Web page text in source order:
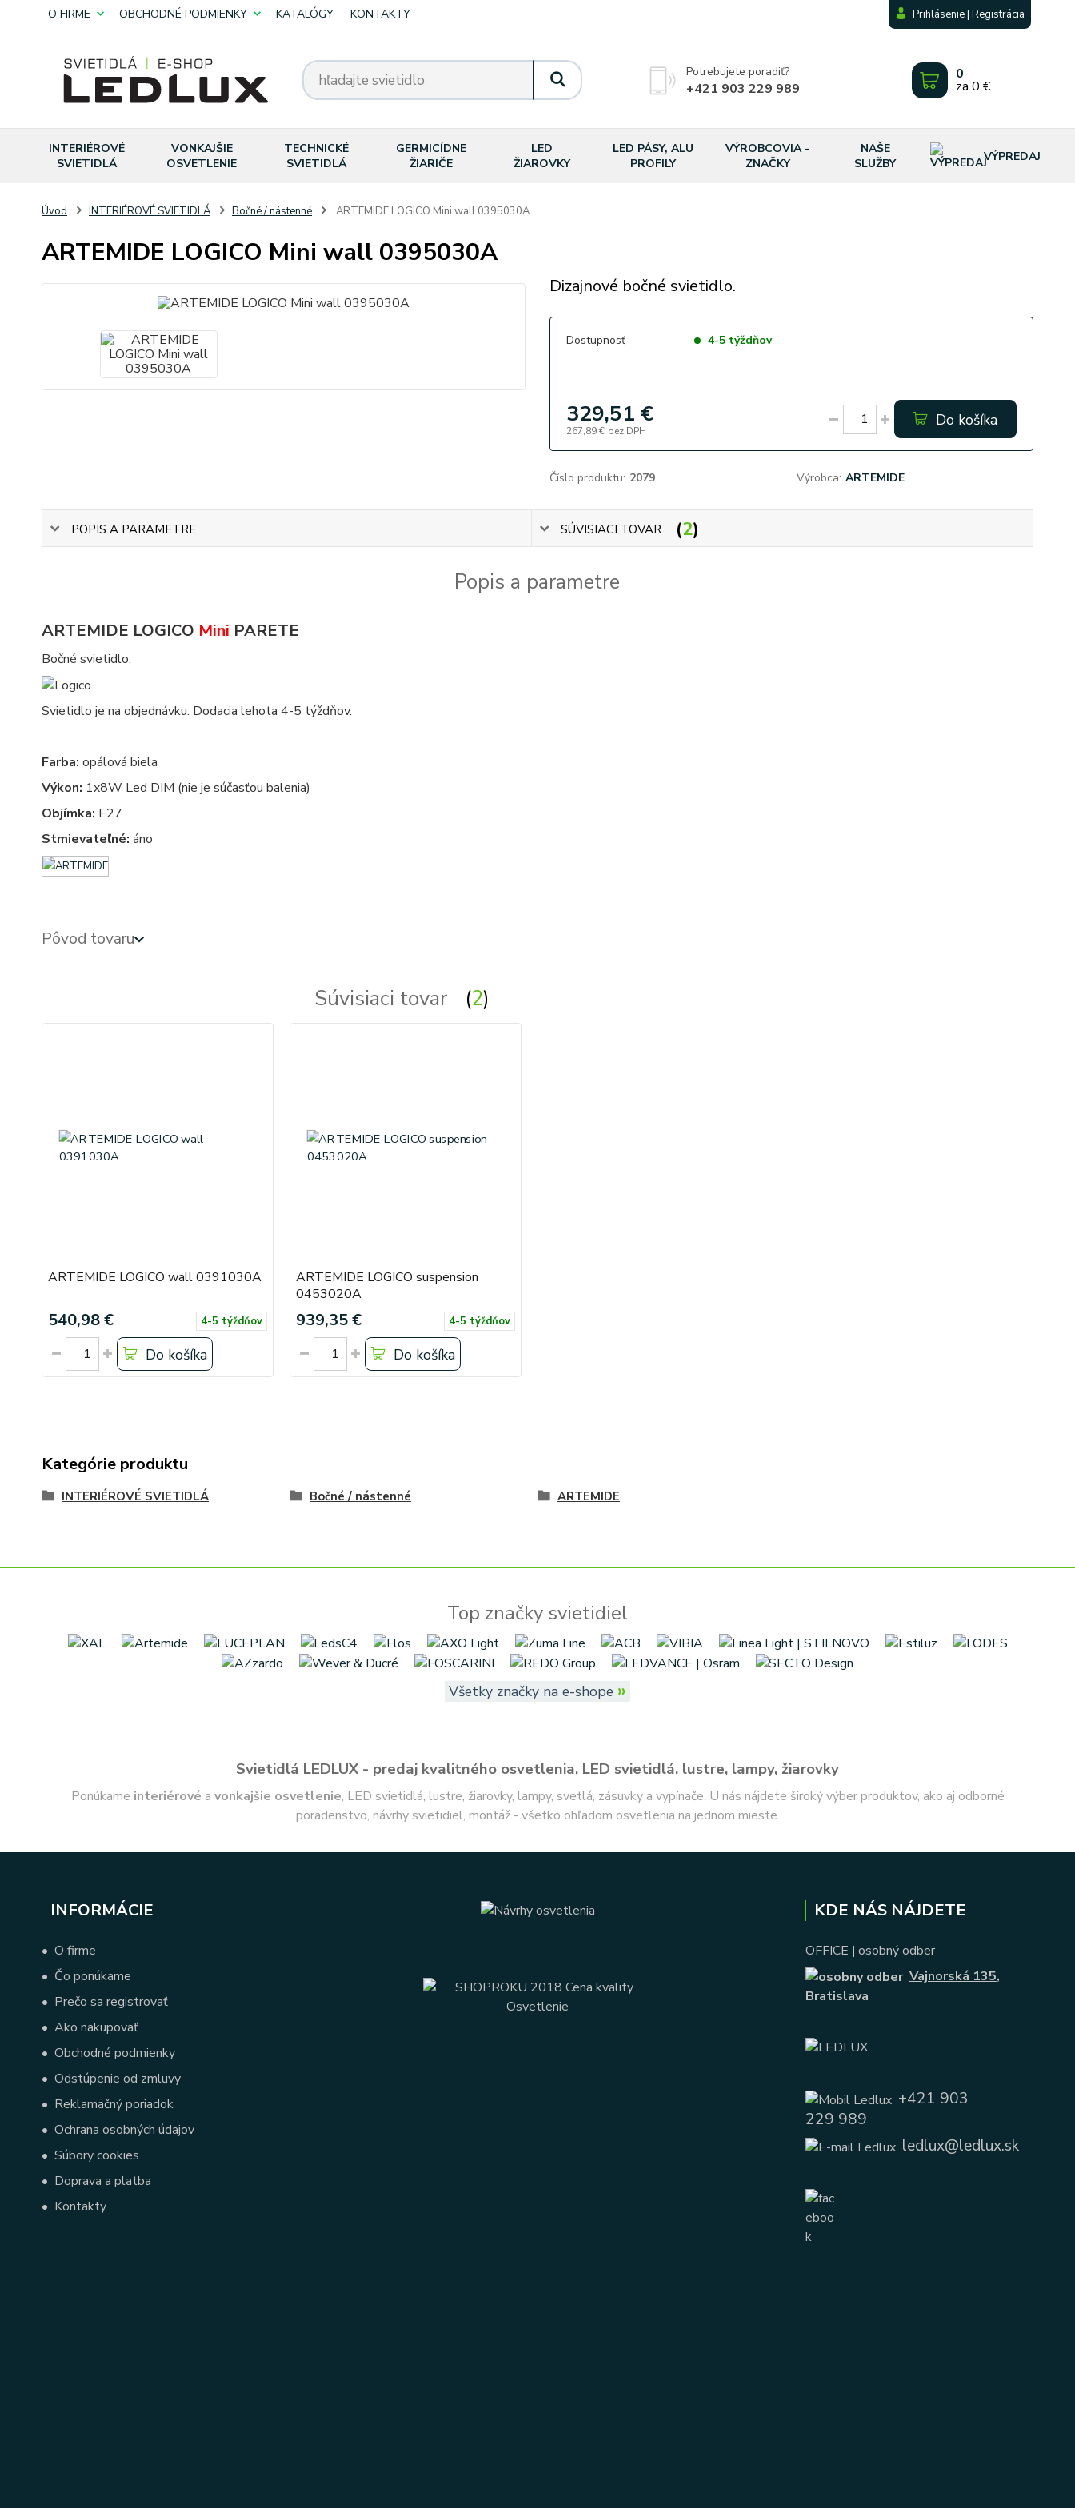
O FIRME OBCHODNÉ PODMIENKY KATALÓGY KONTAKTY Prihlásenie | Registrácia
Potrebujete poradiť?
+421 903 229 989
0
za 0 €
INTERIÉROVÉ
SVIETIDLÁ
VONKAJŠIE
OSVETLENIE
TECHNICKÉ
SVIETIDLÁ
GERMICÍDNE
ŽIARIČE
LED
ŽIAROVKY
LED PÁSY, ALU
PROFILY
VÝROBCOVIA -
ZNAČKY
NAŠE
SLUŽBY
VÝPREDAJ
Úvod INTERIÉROVÉ SVIETIDLÁ Bočné / nástenné ARTEMIDE LOGICO Mini wall 0395030A
ARTEMIDE LOGICO Mini wall 0395030A
Dizajnové bočné svietidlo.
Dostupnosť 4-5 týždňov
329,51 €
267,89 € bez DPH
Do košíka
Číslo produktu: 2079 Výrobca: ARTEMIDE
POPIS A PARAMETRE SÚVISIACI TOVAR 2
Popis a parametre
ARTEMIDE LOGICO Mini PARETE
Bočné svietidlo.
Svietidlo je na objednávku. Dodacia lehota 4-5 týždňov.
Farba: opálová biela
Výkon: 1x8W Led DIM (nie je súčasťou balenia)
Objímka: E27
Stmievateľné: áno
Pôvod tovaru
Súvisiaci tovar 2
ARTEMIDE LOGICO wall 0391030A
540,98 € 4-5 týždňov
Do košíka
ARTEMIDE LOGICO suspension
0453020A
939,35 € 4-5 týždňov
Do košíka
Kategórie produktu
INTERIÉROVÉ SVIETIDLÁ Bočné / nástenné ARTEMIDE
Top značky svietidiel
Všetky značky na e-shope »
Svietidlá LEDLUX - predaj kvalitného osvetlenia, LED svietidlá, lustre, lampy, žiarovky
Ponúkame interiérové a vonkajšie osvetlenie, LED svietidlá, lustre, žiarovky, lampy, svetlá, zásuvky a vypínače. U nás nájdete široký výber produktov, ako aj odborné
poradenstvo, návrhy svietidiel, montáž - všetko ohľadom osvetlenia na jednom mieste.
INFORMÁCIE
• O firme
• Čo ponúkame
• Prečo sa registrovať
• Ako nakupovať
• Obchodné podmienky
• Odstúpenie od zmluvy
• Reklamačný poriadok
• Ochrana osobných údajov
• Súbory cookies
• Doprava a platba
• Kontakty
KDE NÁS NÁJDETE
OFFICE | osobný odber
Vajnorská 135,
Bratislava
+421 903
229 989
ledlux@ledlux.sk